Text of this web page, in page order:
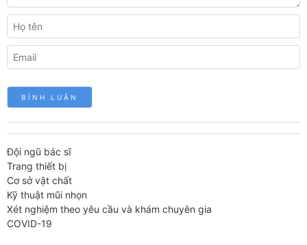
Đội ngũ bác sĩ
Trang thiết bị
Cơ sở vật chất
Kỹ thuật mũi nhọn
Xét nghiệm theo yêu cầu và khám chuyên gia
COVID-19